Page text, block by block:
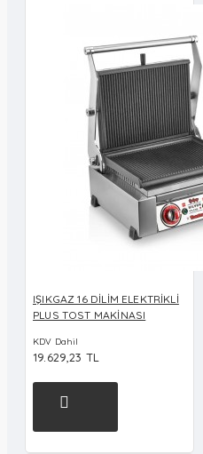
IŞIKGAZ 16 DİLİM ELEKTRİKLİ
PLUS TOST MAKİNASI
KDV Dahil
19.629,23 TL